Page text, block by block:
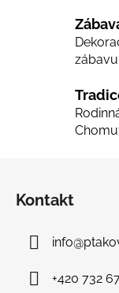
zábavu
Kontakt
info@
+420 732